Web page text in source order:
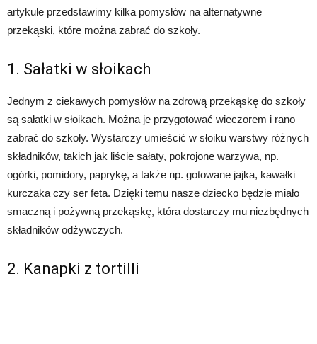
artykule przedstawimy kilka pomysłów na alternatywne
przekąski, które można zabrać do szkoły.
1. Sałatki w słoikach
Jednym z ciekawych pomysłów na zdrową przekąskę do szkoły
są sałatki w słoikach. Można je przygotować wieczorem i rano
zabrać do szkoły. Wystarczy umieścić w słoiku warstwy różnych
składników, takich jak liście sałaty, pokrojone warzywa, np.
ogórki, pomidory, paprykę, a także np. gotowane jajka, kawałki
kurczaka czy ser feta. Dzięki temu nasze dziecko będzie miało
smaczną i pożywną przekąskę, która dostarczy mu niezbędnych
składników odżywczych.
2. Kanapki z tortilli